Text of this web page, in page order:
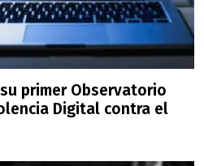
primer Observatorio
Digital contra el